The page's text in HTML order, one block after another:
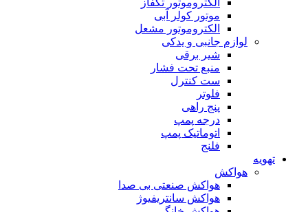
موتور کولر آبی
الکتروموتور مشعل
لوازم جانبی و یدکی
شیر برقی
منبع تحت فشار
ست کنترل
فلوتر
پنج راهی
درجه پمپ
اتوماتیک پمپ
فلنج
تهویه
هواکش
هواکش صنعتی بی صدا
هواکش سانتریفیوژ